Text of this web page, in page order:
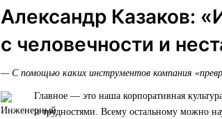
Александр Казаков:
с человечности и
— С помощью каких инструментов компания
Главное — это наша корпоративная
и трудностями. Всему остальному можно